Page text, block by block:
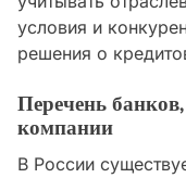
условия и
решения о
Перечень
компании
В России